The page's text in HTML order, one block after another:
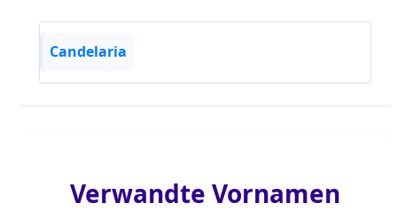
Candelaria
Verwandte Vornamen